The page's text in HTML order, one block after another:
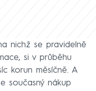
nichž se pravidelně
si v průběhu
korun měsíčně. A
současný nákup